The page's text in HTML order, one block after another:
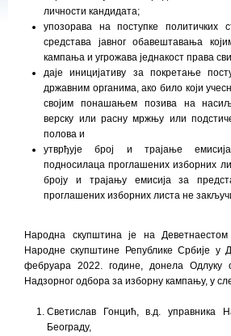
личности кандидата;
упозорава на поступке политичких
средстава јавног обавештавања
кампања и угрожава једнакост права
даје иницијативу за покретање
државним органима, aко било који
својим понашањем позива на
верску или расну мржњу или
полова и
утврђује број и трајање
подносилаца проглашених изборних
броју и трајању емисија за
проглашених изборних листа не
Народна скупштина је на
Народне скупштине Републике Србије у
фебруара 2022. године, донела Oдлуку
Надзорног одбора за изборну кампању, у
Светислав Гонцић, в.д. управника
Београду,